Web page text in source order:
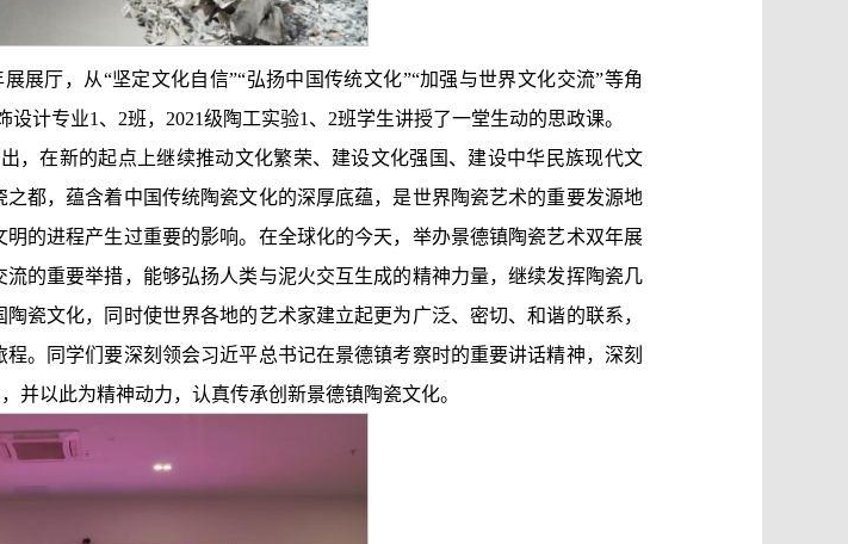
展厅，从“坚定文化自信”“弘扬中国传统文化”“加强与世界文化交流”等角
计专业1、2班，2021级陶工实验1、2班学生讲授了一堂生动的思政课。
，在新的起点上继续推动文化繁荣、建设文化强国、建设中华民族现代文
都，蕴含着中国传统陶瓷文化的深厚底蕴，是世界陶瓷艺术的重要发源地
的进程产生过重要的影响。在全球化的今天，举办景德镇陶瓷艺术双年展
的重要举措，能够弘扬人类与泥火交互生成的精神力量，继续发挥陶瓷几
瓷文化，同时使世界各地的艺术家建立起更为广泛、密切、和谐的联系，
。同学们要深刻领会习近平总书记在景德镇考察时的重要讲话精神，深刻
并以此为精神动力，认真传承创新景德镇陶瓷文化。